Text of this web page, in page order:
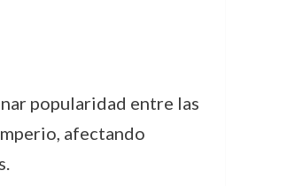
popularidad entre las
afectando